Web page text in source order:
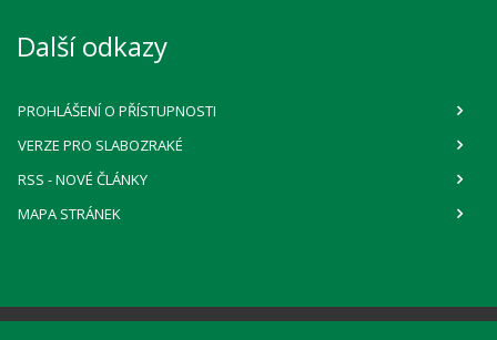
Další odkazy
PROHLÁŠENÍ O PŘÍSTUPNOSTI
VERZE PRO SLABOZRAKÉ
RSS - NOVÉ ČLÁNKY
MAPA STRÁNEK